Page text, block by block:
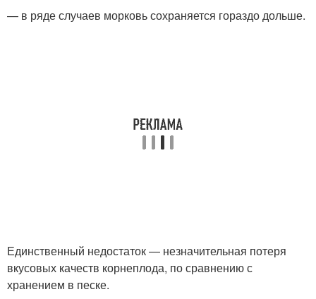
— в ряде случаев морковь сохраняется гораздо дольше.
Единственный недостаток — незначительная потеря
вкусовых качеств корнеплода, по сравнению с
хранением в песке.